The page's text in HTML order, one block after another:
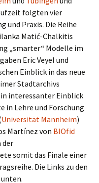
folgten vier
und Praxis. Die Reihe
Matić-Chalkitis
„smarter“ Modelle im
Eric Veyel und
Einblick in das neue
Stadtarchivs
interessanter Einblick
in Lehre und Forschung
Universität Mannheim)
Martínez von BIOfid
der
somit das Finale einer
Die Links zu den